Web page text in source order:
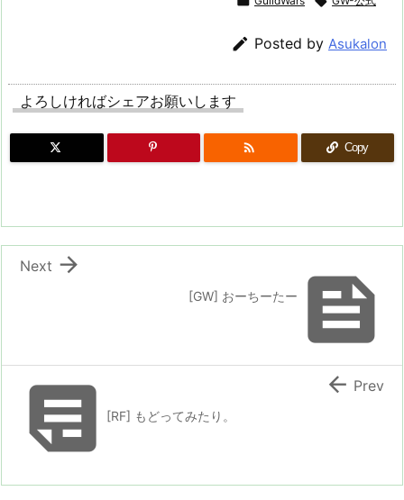
 Posted by Asukalon
よろしければシェアお願いします
 Copy

[GW] おーちーたー

Next
[RF] もどってみたり。
 Prev